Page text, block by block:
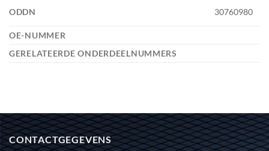
ODDN 30760980
OE-NUMMER
GERELATEERDE ONDERDEELNUMMERS
CONTACTGEGEVENS